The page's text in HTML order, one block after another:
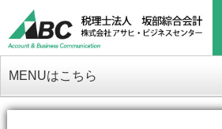
MENUはこちら